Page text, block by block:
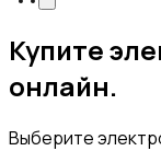
Купите
онлайн.
Выберите